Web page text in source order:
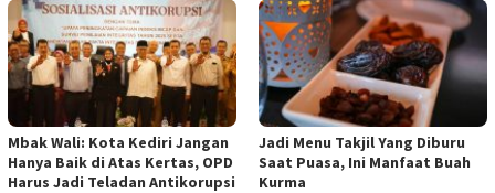
Mbak Wali: Kota Kediri Jangan
Hanya Baik di Atas Kertas, OPD
Harus Jadi Teladan Antikorupsi
Jadi Menu Takjil Yang Diburu
Saat Puasa, Ini Manfaat Buah
Kurma